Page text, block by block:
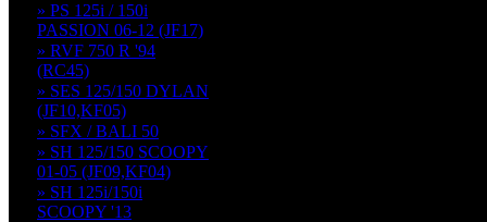
» PS 125i / 150i
PASSION 06-12 (JF17)
» RVF 750 R '94
(RC45)
» SES 125/150 DYLAN
(JF10,KF05)
» SFX / BALI 50
» SH 125/150 SCOOPY
01-05 (JF09,KF04)
» SH 125i/150i
SCOOPY '13